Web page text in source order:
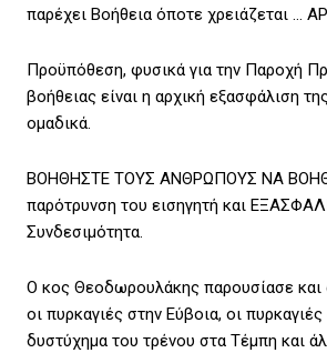
παρέχει Βοήθεια όποτε χρειάζεται …
Προϋπόθεση, φυσικά για την Παροχή
βοήθειας είναι η αρχική εξασφάλιση
ομαδικά.
ΒΟΗΘΗΣΤΕ ΤΟΥΣ ΑΝΘΡΩΠΟΥΣ ΝΑ
παρότρυνση του εισηγητή και
Συνδεσιμότητα.
Ο κος Θεοδωρουλάκης παρουσίασε και
οι πυρκαγιές στην Εύβοια, οι
δυστύχημα του τρένου στα Τέμπη και